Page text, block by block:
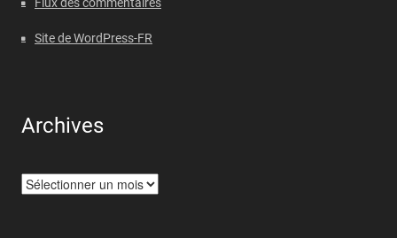
Site de WordPress-FR
Archives
Archives